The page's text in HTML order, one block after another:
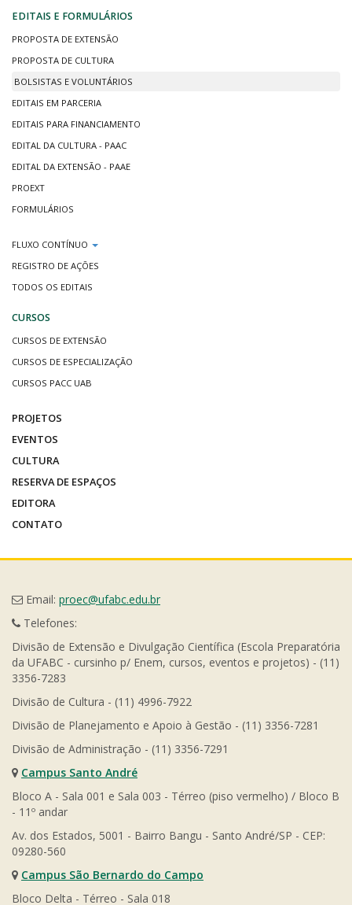
EDITAIS E FORMULÁRIOS
PROPOSTA DE EXTENSÃO
PROPOSTA DE CULTURA
BOLSISTAS E VOLUNTÁRIOS
EDITAIS EM PARCERIA
EDITAIS PARA FINANCIAMENTO
EDITAL DA CULTURA - PAAC
EDITAL DA EXTENSÃO - PAAE
PROEXT
FORMULÁRIOS
FLUXO CONTÍNUO
REGISTRO DE AÇÕES
TODOS OS EDITAIS
CURSOS
CURSOS DE EXTENSÃO
CURSOS DE ESPECIALIZAÇÃO
CURSOS PACC UAB
PROJETOS
EVENTOS
CULTURA
RESERVA DE ESPAÇOS
EDITORA
CONTATO
Email: proec@ufabc.edu.br
Telefones:
Divisão de Extensão e Divulgação Científica (Escola Preparatória
da UFABC - cursinho p/ Enem, cursos, eventos e projetos) - (11)
3356-7283
Divisão de Cultura - (11) 4996-7922
Divisão de Planejamento e Apoio à Gestão - (11) 3356-7281
Divisão de Administração - (11) 3356-7291
Campus Santo André
Bloco A - Sala 001 e Sala 003 - Térreo (piso vermelho) / Bloco B
- 11º andar
Av. dos Estados, 5001 - Bairro Bangu - Santo André/SP - CEP:
09280-560
Campus São Bernardo do Campo
Bloco Delta - Térreo - Sala 018